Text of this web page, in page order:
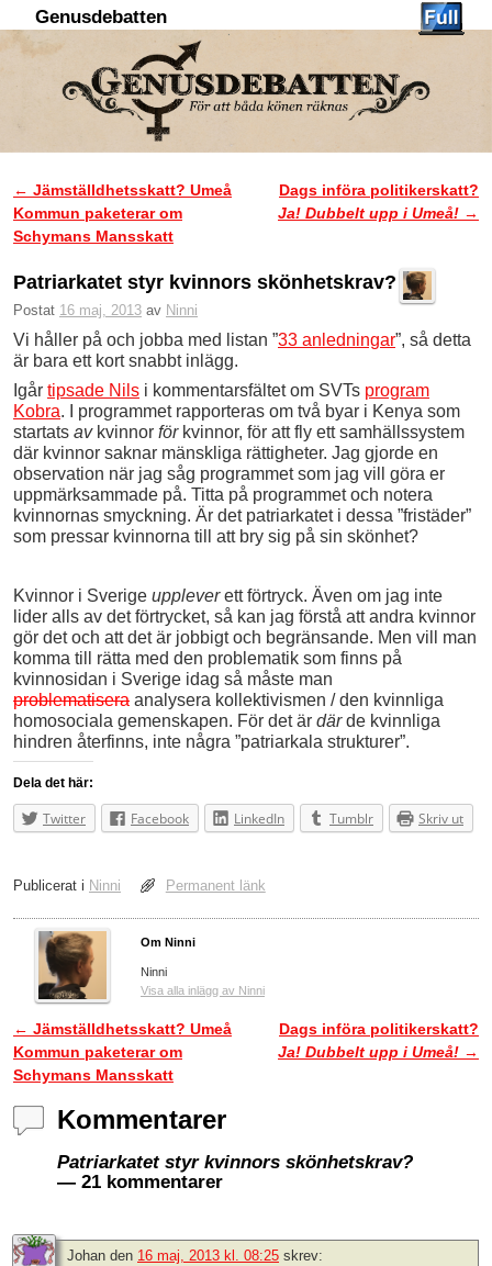
Genusdebatten
Inläggsnavigering
← Jämställdhetsskatt? Umeå
Kommun paketerar om
Schymans Mansskatt
Dags införa politikerskatt?
Ja! Dubbelt upp i Umeå! →
Patriarkatet styr kvinnors skönhetskrav?
Postat 16 maj, 2013 av Ninni
Vi håller på och jobba med listan ”33 anledningar”, så detta
är bara ett kort snabbt inlägg.
Igår tipsade Nils i kommentarsfältet om SVTs program
Kobra. I programmet rapporteras om två byar i Kenya som
startats avkvinnor förkvinnor, för att fly ett samhällssystem
där kvinnor saknar mänskliga rättigheter. Jag gjorde en
observation när jag såg programmet som jag vill göra er
uppmärksammade på. Titta på programmet och notera
kvinnornas smyckning. Är det patriarkatet i dessa ”fristäder”
som pressar kvinnorna till att bry sig på sin skönhet?
Kvinnor i Sverige uppleverett förtryck. Även om jag inte
lider alls av det förtrycket, så kan jag förstå att andra kvinnor
gör det och att det är jobbigt och begränsande. Men vill man
komma till rätta med den problematik som finns på
kvinnosidan i Sverige idag så måste man
problematisera analysera kollektivismen / den kvinnliga
homosociala gemenskapen. För det är därde kvinnliga
hindren återfinns, inte några ”patriarkala strukturer”.
Dela det här:
Twitter Facebook LinkedIn Tumblr Skriv ut
Publicerat i Ninni Permanent länk
Om Ninni
Ninni
Visa alla inlägg av Ninni
Inläggsnavigering
← Jämställdhetsskatt? Umeå
Kommun paketerar om
Schymans Mansskatt
Dags införa politikerskatt?
Ja! Dubbelt upp i Umeå! →
Kommentarer
Patriarkatet styr kvinnors skönhetskrav?
— 21 kommentarer
Johan den 16 maj, 2013 kl. 08:25 skrev: